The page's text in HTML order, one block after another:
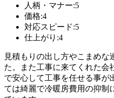
人柄・マナー:5
価格:4
対応スピード:5
仕上がり:4
見積もりの出し方やこまめな
た。また工事に来てくれた会
で安心して工事を任せる事が
ては綺麗で冷暖房費用の抑制